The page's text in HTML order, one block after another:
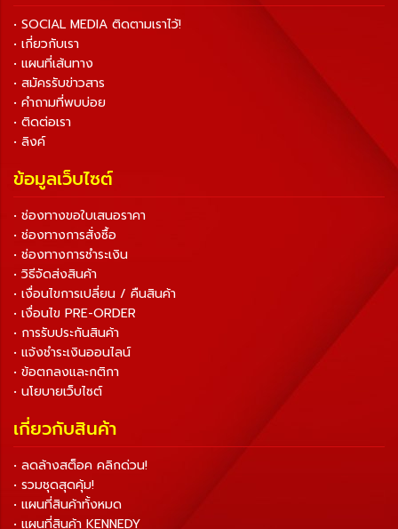
• SOCIAL MEDIA ติดตามเราไว้!
• เกี่ยวกับเรา
• แผนที่เส้นทาง
• สมัครรับข่าวสาร
• คำถามที่พบบ่อย
• ติดต่อเรา
• ลิงค์
ข้อมูลเว็บไซต์
• ช่องทางขอใบเสนอราคา
• ช่องทางการสั่งซื้อ
• ช่องทางการชำระเงิน
• วิธีจัดส่งสินค้า
• เงื่อนไขการเปลี่ยน / คืนสินค้า
• เงื่อนไข PRE-ORDER
• การรับประกันสินค้า
• แจ้งชำระเงินออนไลน์
• ข้อตกลงและกติกา
• นโยบายเว็บไซต์
เกี่ยวกับสินค้า
• ลดล้างสต็อค คลิกด่วน!
• รวมชุดสุดคุ้ม!
• แผนที่สินค้าทั้งหมด
• แผนที่สินค้า KENNEDY